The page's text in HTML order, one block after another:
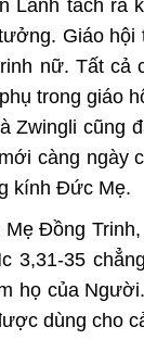
Lành tách ra
Giáo
nữ. Tất cả
trong giáo
Zwingli
càng
kính Đức Mẹ.
Đồng
3,31-35
họ của
dùng cho